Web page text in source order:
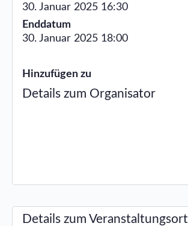
30. Januar 2025 16:30
Enddatum
30. Januar 2025 18:00
Hinzufügen zu
Details zum Organisator
Details zum Veranstaltungsort